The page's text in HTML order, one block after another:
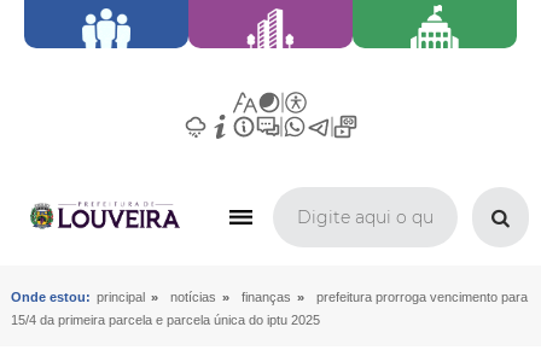
Onde estou: principal » notícias » finanças »
prefeitura prorroga vencimento para
15/4 da primeira parcela e parcela única do iptu 2025